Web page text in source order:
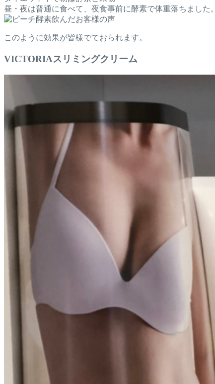
昼・夜は普通に食べて、夜食事前に酵素で体重落ちました。
このように効果が皆様でておられます。
VICTORIAスリミングクリーム